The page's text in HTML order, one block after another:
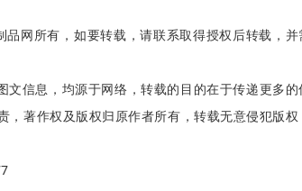
网所有，如要转载，请联系取得授权后转载，并
文信息，均源于网络，转载的目的在于传递更多的
著作权及版权归原作者所有，转载无意侵犯版权